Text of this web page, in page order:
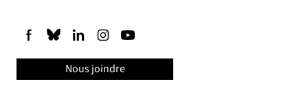
Nous joindre